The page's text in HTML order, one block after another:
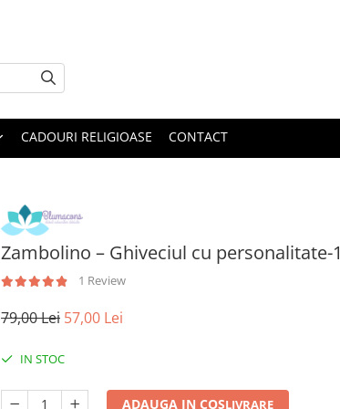
CADOURI RELIGIOASE CONTACT
Zambolino – Ghiveciul cu personalitate-1
1 Review
79,00 Lei 57,00 Lei
IN STOC
ADAUGA IN COSLIVRARE